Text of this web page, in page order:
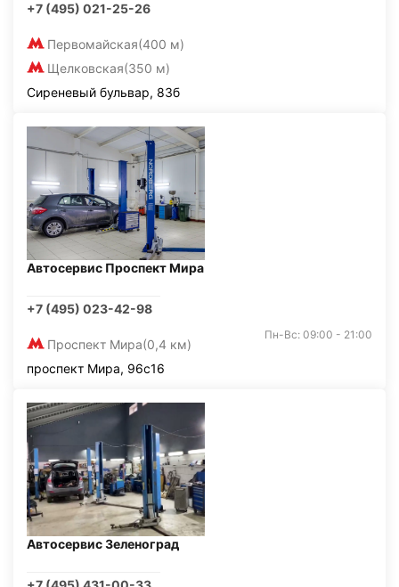
+7 (495) 021-25-26
Первомайская(400 м)
Щелковская(350 м)
Сиреневый бульвар, 83б
Автосервис Проспект Мира
+7 (495) 023-42-98
Проспект Мира(0,4 км)
Пн-Вс: 09:00 - 21:00
проспект Мира, 96с16
Автосервис Зеленоград